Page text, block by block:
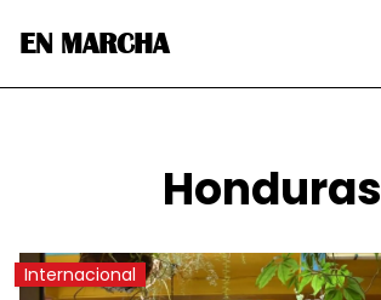
EN MARCHA
Honduras
Internacional